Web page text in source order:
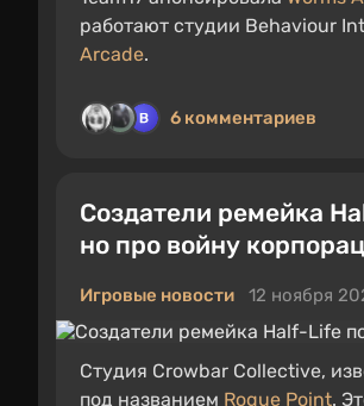
работают студии Behaviour
Arcade.
6 комментариев
Создатели ремейка
но про войну
Игровые новости 12 ноября
Студия Crowbar Collective,
под названием Rogue Point.